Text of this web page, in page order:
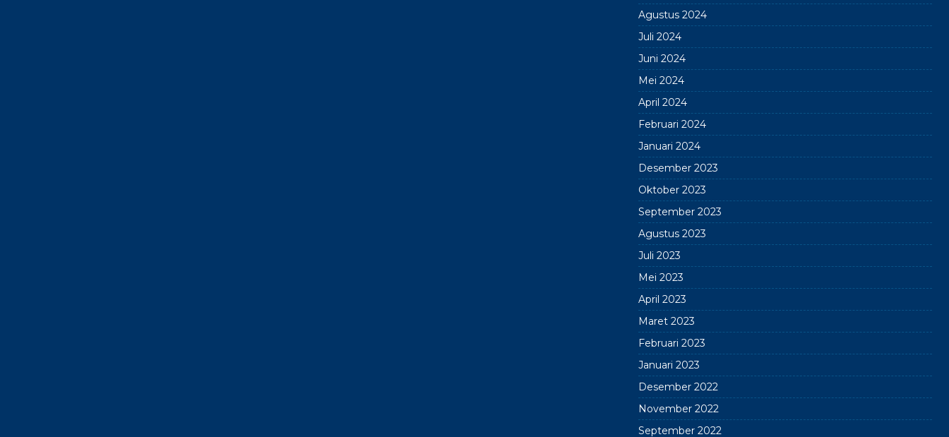
Agustus 2024
Juli 2024
Juni 2024
Mei 2024
April 2024
Februari 2024
Januari 2024
Desember 2023
Oktober 2023
September 2023
Agustus 2023
Juli 2023
Mei 2023
April 2023
Maret 2023
Februari 2023
Januari 2023
Desember 2022
November 2022
September 2022